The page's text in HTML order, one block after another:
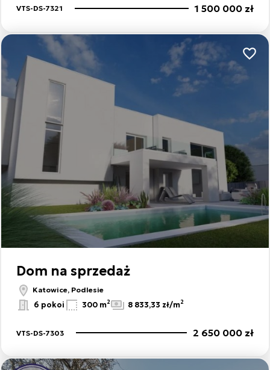
VTS-DS-7321 1 500 000 zł
Dom na sprzedaż
Katowice, Podlesie
6 pokoi 300 m2 8 833,33 zł/m2
VTS-DS-7303 2 650 000 zł